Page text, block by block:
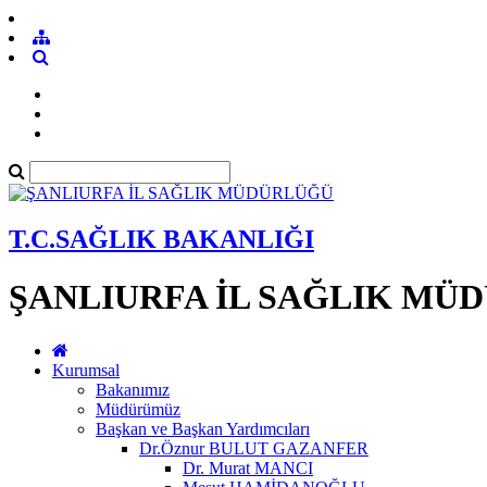
T.C.SAĞLIK BAKANLIĞI
ŞANLIURFA İL SAĞLIK
Kurumsal
Bakanımız
Müdürümüz
Başkan ve Başkan Yardımcıları
Dr.Öznur BULUT GAZANFER
Dr. Murat MANCI